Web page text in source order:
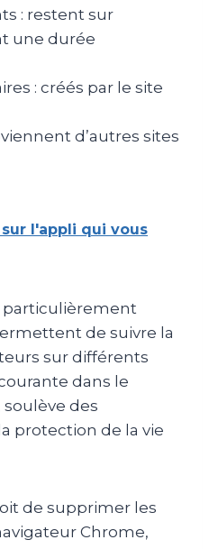
: restent sur
une durée
: créés par le site
d’autres sites
l'appli qui vous
de suivre la
sur différents
dans le
des
protection de la vie
de supprimer les
Chrome,